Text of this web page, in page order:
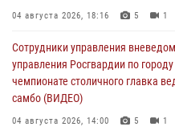
04 августа 2026, 18:16 5 1
Сотрудники управления
управления Росгвардии по
чемпионате столичного главка
самбо (ВИДЕО)
04 августа 2026, 14:00 5 1